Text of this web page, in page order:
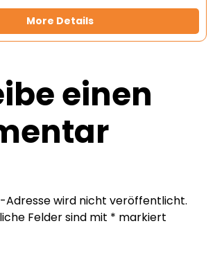
More Details
einen
Adresse wird nicht veröffentlicht.
Felder sind mit * markiert